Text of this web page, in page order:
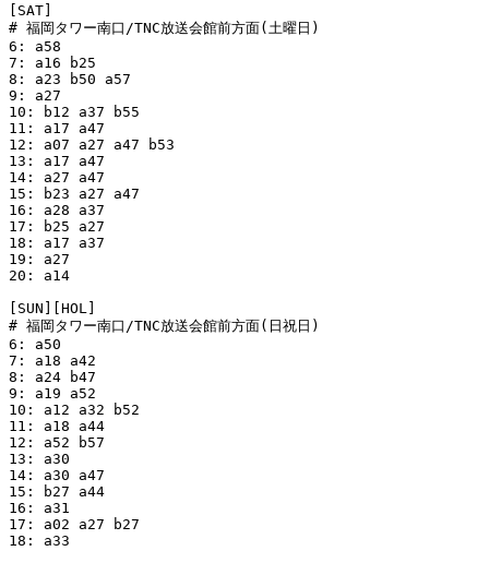
[SAT]
# 福岡タワー南口/TNC放送会館前方面(土曜日)
6: a58
7: a16 b25
8: a23 b50 a57
9: a27
10: b12 a37 b55
11: a17 a47
12: a07 a27 a47 b53
13: a17 a47
14: a27 a47
15: b23 a27 a47
16: a28 a37
17: b25 a27
18: a17 a37
19: a27
20: a14
[SUN][HOL]
# 福岡タワー南口/TNC放送会館前方面(日祝日)
6: a50
7: a18 a42
8: a24 b47
9: a19 a52
10: a12 a32 b52
11: a18 a44
12: a52 b57
13: a30
14: a30 a47
15: b27 a44
16: a31
17: a02 a27 b27
18: a33